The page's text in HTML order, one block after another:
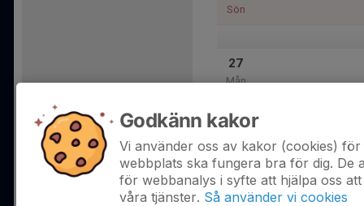
Sön
27
Mån
28
Tis
Godkänn kakor
Vi använder oss av kakor (cookies)
webbplats ska fungera bra för dig. De
för webbanalys i syfte att hjälpa oss
våra tjänster. Så använder vi cookies